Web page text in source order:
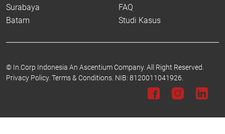
Surabaya
Batam
FAQ
Studi Kasus
© In.Corp Indonesia An Ascentium Company. All Right Reserved.
Privacy Policy. Terms & Conditions. NIB: 8120011041926.